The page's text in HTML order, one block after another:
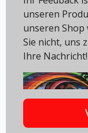
unseren
unseren
Sie nicht, uns
Ihre Nachricht!